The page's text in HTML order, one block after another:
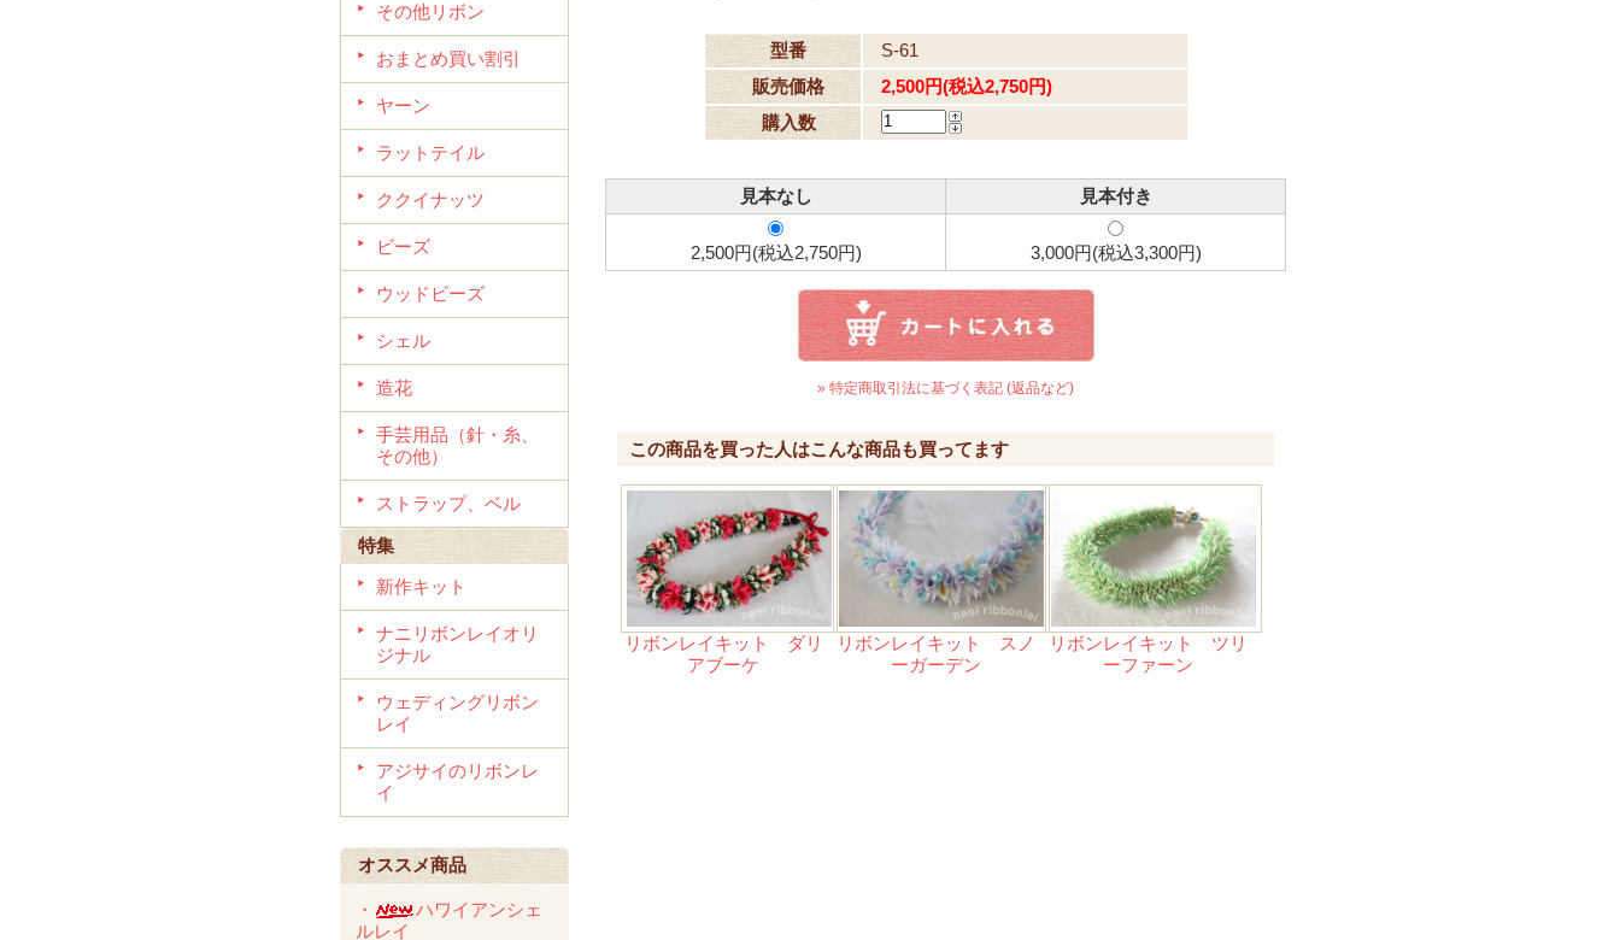
その他リボン
おまとめ買い割引
ヤーン
ラットテイル
ククイナッツ
ビーズ
ウッドビーズ
シェル
造花
手芸用品（針・糸、
その他）
ストラップ、ベル
特集
新作キット
ナニリボンレイオリ
ジナル
ウェディングリボン
レイ
アジサイのリボンレ
イ
オススメ商品
・
ハワイアンシェ
ルレイ
型番
S-61
販売価格
2,500円(税込2,750円)
購入数
見本なし 見本付き
2,500円(税込2,750円) 3,000円(税込3,300円)
» 特定商取引法に基づく表記 (返品など)
この商品を買った人はこんな商品も買ってます
リボンレイキット ダリ
アブーケ
リボンレイキット スノ
ーガーデン
リボンレイキット ツリ
ーファーン